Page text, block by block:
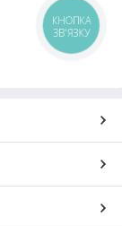
КНОПКА
ЗВ'ЯЗКУ